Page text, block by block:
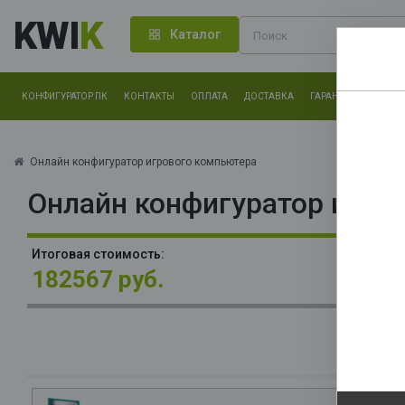
KWIK Каталог
КОНФИГУРАТОР ПК КОНТАКТЫ ОПЛАТА ДОСТАВКА ГАРАНТИЯ
Онлайн конфигуратор игрового компьютера
Онлайн конфигуратор
Итоговая стоимость:
182567 руб.